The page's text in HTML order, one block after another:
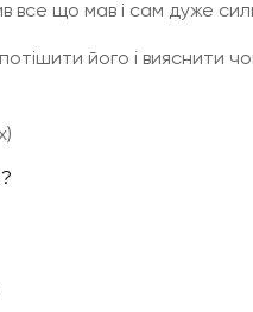
все що мав і сам дуже
його і вияснити